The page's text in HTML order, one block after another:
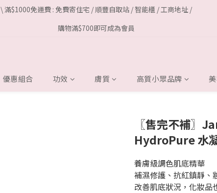
\ 滿$1000免運費 : 免費寄住宅 / 順豐自取站 / 智能櫃 / 工商地址 /
購物滿$700即可成為會員
優惠組合 功效 膚質 高質小眾品牌
〖售完不補〗
HydroPure 水
養膚級調色肌底精華
補濕修護、抗紅鎮靜、
改善肌底狀況，化妝品